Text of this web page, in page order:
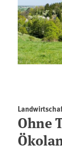
Ohne